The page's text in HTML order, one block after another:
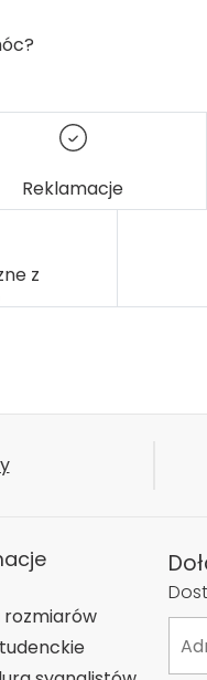
Reklamacje
z
rozmiarów